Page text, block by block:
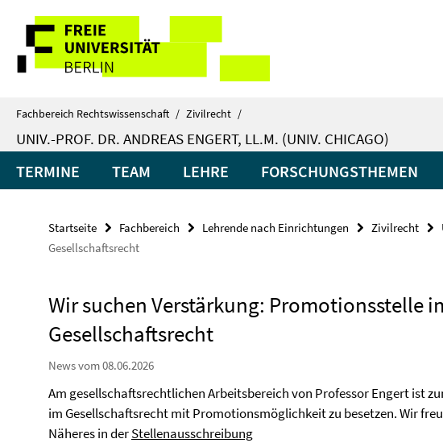
direkt
Inhalt
Service-
Navigation
Fachbereich Rechtswissenschaft / Zivilrecht /
UNIV.-PROF. DR. ANDREAS ENGERT, LL.M. (UNIV. CHICAGO)
TERMINE TEAM LEHRE FORSCHUNGSTHEMEN
Startseite Fachbereich Lehrende nach Einrichtungen Zivilrecht
Gesellschaftsrecht
Wir suchen Verstärkung: Promotionsstelle
Gesellschaftsrecht
News vom 08.06.2026
Am gesellschaftsrechtlichen Arbeitsbereich von Professor Engert ist
im Gesellschaftsrecht mit Promotionsmöglichkeit zu besetzen. Wir
Näheres in derStellenausschreibung